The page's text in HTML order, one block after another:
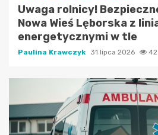
Uwaga rolnicy!
Nowa Wieś Lęborska z
energetycznymi w tle
Paulina Krawczyk 31 lipca 2026 42